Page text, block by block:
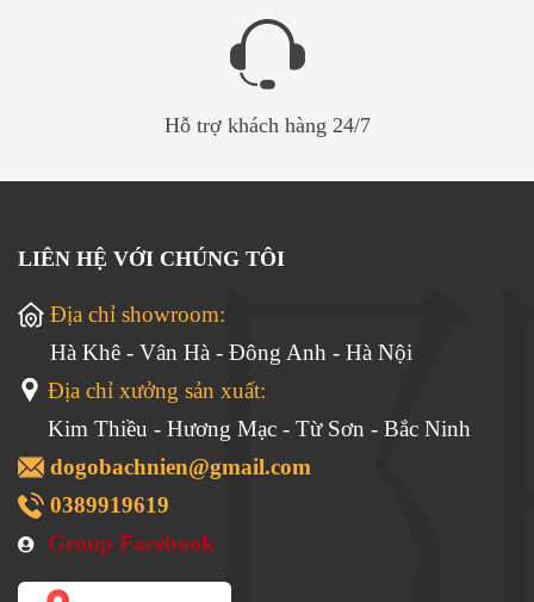
Hình dáng của chiếc ghế có đặc điểm là: phần tựa
sống con người, khi tựa vào sẽ tạo cảm giác vô cùng
Chân sau phần tựa lưng được bo tròn mềm mại, là bộ
phận kết nối nhiều chi tiết. Ghế tai quan bắc
02 những chiếc ghế kiểu nhà Minh đẹp nhất.
Mành ghế ngoài việc trang trí, còn mang ý nghĩa bao
bọc một khoảng không gian độc lập, tạo sự chắc
Hỗ trợ khách hàng 24/7
LIÊN HỆ VỚI CHÚNG TÔI
Địa chỉ showroom:
Hà Khê - Vân Hà - Đông Anh - Hà Nội
Địa chỉ xưởng sản xuất:
Kim Thiều - Hương Mạc - Từ Sơn - Bắc Ninh
dogobachnien@gmail.com
0389919619
Group Facebook